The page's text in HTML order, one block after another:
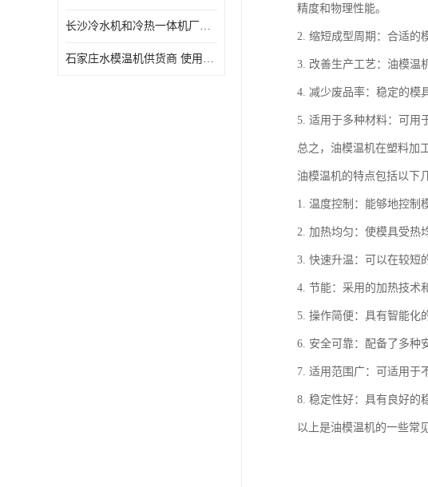
长沙冷水机和冷热一体机厂家电话 库存充足
石家庄水模温机供货商 使用便捷
精度和物理性能。
2. 缩短成型周期：合适的
3. 改善生产工艺：油模温
4. 减少废品率：稳定的模
5. 适用于多种材料：可用
总之，油模温机在塑料加
油模温机的特点包括以下
1. 温度控制：能够地控制
2. 加热均匀：使模具受热
3. 快速升温：可以在较短
4. 节能：采用的加热技术
5. 操作简便：具有智能化
6. 安全可靠：配备了多种
7. 适用范围广：可适用于
8. 稳定性好：具有良好的
以上是油模温机的一些常